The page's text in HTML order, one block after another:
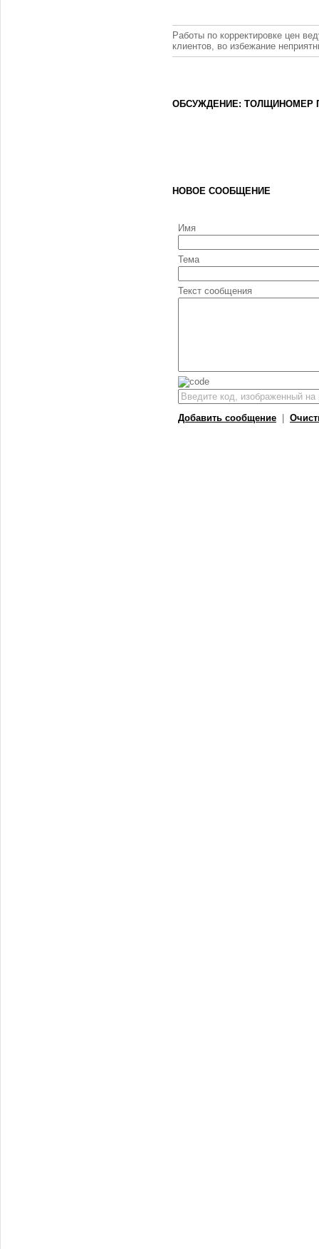
Работы по корректировке цен
клиентов, во избежание
ОБСУЖДЕНИЕ: ТОЛЩИНОМЕР
НОВОЕ СООБЩЕНИЕ
Имя
Тема
Текст сообщения
Добавить сообщение